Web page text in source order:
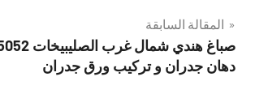
تصفّح
المقالات
المقالة السابقة
دهان جدران و تركيب ورق جدران